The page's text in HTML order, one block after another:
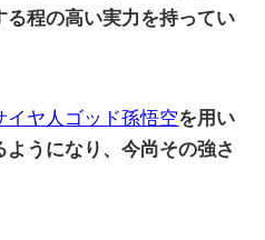
程の高い実力を持ってい
イヤ人ゴッド孫悟空を用い
うになり、今尚その強さ